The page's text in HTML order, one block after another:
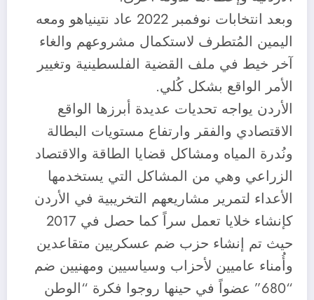
وبعد انتخابات نوفمبر 2022 عاد نتينياهو ومعه
اليمين المُتطرف لاستكمال مشروعهم والغاء
آخر خيط في ملف القضية الفلسطينية وتغيير
الأمر الواقع بشكل كُلي.
الأردن يواجه تحديات عديدة أبرزها الواقع
الاقتصادي والفقر وارتفاع مستويات البطالة
ونُدرة المياه ومشاكل قضايا الطاقة والاقتصاد
الزراعي وهي من المشاكل التي يستخدمها
الأعداء لتمرير مشاريعهم التخريبية في الأردن
كإنشاء خلايا تعمل سراً كما حصل في 2017
حيث تم إنشاء حزب ضم عسكريين متقاعدين
وأُمناء عاميين لأحزاب وسياسيين ومهنيين ضم
“680” عضواً في حينها روجوا فكرة “الوطن